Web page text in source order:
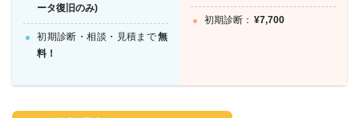
ータ復旧のみ)
初期診断・相談・見積まで無
料！
初期診断： ¥7,700